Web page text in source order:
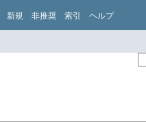
新規 非推奨 索引 ヘルプ